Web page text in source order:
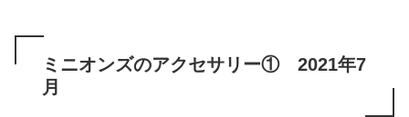
ミニオンズのアクセサリー① 2021年7
月